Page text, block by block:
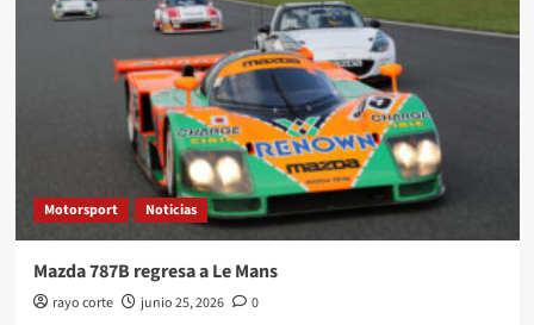
Motorsport Noticias
Mazda 787B regresa a Le Mans
rayo corte junio 25, 2026 0